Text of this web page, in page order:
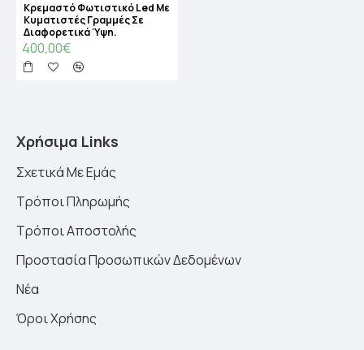
Κρεμαστό Φωτιστικό Led Με
Κυματιστές Γραμμές Σε
Διαφορετικά Ύψη.
400,00€
Χρήσιμα Links
Σχετικά Με Εμάς
Τρόποι Πληρωμής
Τρόποι Αποστολής
Προστασία Προσωπικών Δεδομένων
Νέα
Όροι Χρήσης